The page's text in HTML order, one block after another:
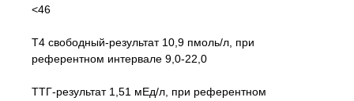
<46
Т4 свободный-результат 10,9 пмоль/л, при
референтном интервале 9,0-22,0
ТТГ-результат 1,51 мЕд/л, при референтном